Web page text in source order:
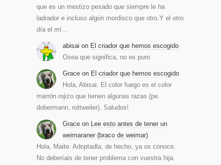
que es un mestizo pesado que siempre le ha
ladrador e incluso algún mordisco que otro.Y el otro
día el mí…
abisai on El criador que hemos escogido
Osea que significa, no es puro
Grace on El criador que hemos escogido
Hola, Abisai. El color fuego es el color
marrón rojizo que tienen algunas razas (pe.
dobermann, rottweiler). Saludos!
Grace on Lee esto antes de tener un
weimaraner (braco de weimar)
Hola, Maite. Adoptadla, de hecho, ya os conoce.
No deberíais de tener problema con vuestra hija.